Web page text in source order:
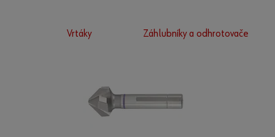
Vrtáky Záhlubníky a odhrotovače